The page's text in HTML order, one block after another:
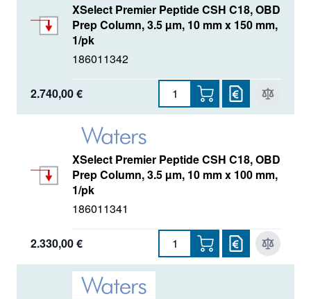
XSelect Premier Peptide CSH C18, OBD
Prep Column, 3.5 µm, 10 mm x 150 mm,
1/pk
186011342
2.740,00 €
XSelect Premier Peptide CSH C18, OBD
Prep Column, 3.5 µm, 10 mm x 100 mm,
1/pk
186011341
2.330,00 €